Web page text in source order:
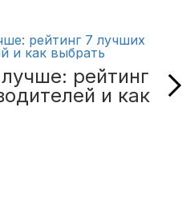
рейтинг
и как